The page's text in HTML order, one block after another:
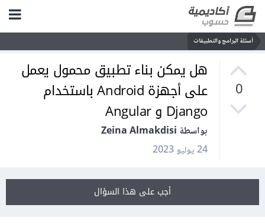
أسئلة البرامج والتطبيقات
0
هل يمكن بناء تطبيق محمول يعمل
على أجهزة Android باستخدام
Django و Angular
بواسطة Zeina Almakdisi
24 يوليو 2023
أجب على هذا السؤال